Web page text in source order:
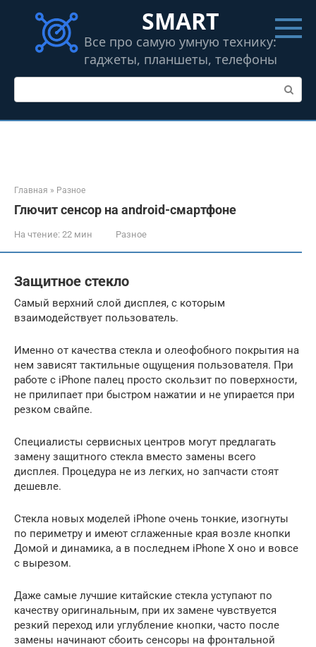
контенту
SMART
Все про самую умную технику:
гаджеты, планшеты, телефоны
Поиск:
Главная » Разное
Глючит сенсор на android-смартфоне
На чтение: 22 мин Разное
Защитное стекло
Самый верхний слой дисплея, с которым
взаимодействует пользователь.
Именно от качества стекла и олеофобного покрытия на
нем зависят тактильные ощущения пользователя. При
работе с iPhone палец просто скользит по поверхности,
не прилипает при быстром нажатии и не упирается при
резком свайпе.
Специалисты сервисных центров могут предлагать
замену защитного стекла вместо замены всего
дисплея. Процедура не из легких, но запчасти стоят
дешевле.
Стекла новых моделей iPhone очень тонкие, изогнуты
по периметру и имеют сглаженные края возле кнопки
Домой и динамика, а в последнем iPhone X оно и вовсе
с вырезом.
Даже самые лучшие китайские стекла уступают по
качеству оригинальным, при их замене чувствуется
резкий переход или углубление кнопки, часто после
замены начинают сбоить сенсоры на фронтальной